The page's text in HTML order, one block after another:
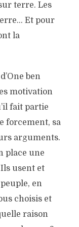
terre. Les
Et pour
la
ben
motivation
fait partie
forcement, sa
arguments.
place une
usent et
en
choisis et
raison